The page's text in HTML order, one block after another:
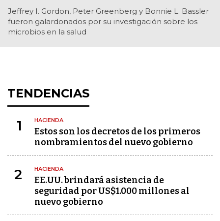
Jeffrey I. Gordon, Peter Greenberg y Bonnie L. Bassler
fueron galardonados por su investigación sobre los
microbios en la salud
TENDENCIAS
1 HACIENDA
Estos son los decretos de los primeros
nombramientos del nuevo gobierno
2 HACIENDA
EE.UU. brindará asistencia de
seguridad por US$1.000 millones al
nuevo gobierno